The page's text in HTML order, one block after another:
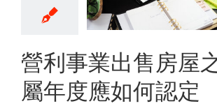
年度
事業所得稅
營利事業出售房屋
屬年度應如何認定